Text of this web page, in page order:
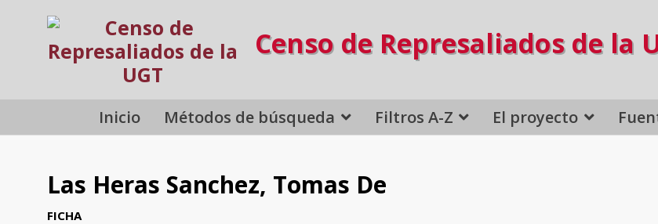
Censo de Represaliados de la
Inicio Métodos de búsqueda Filtros A-Z El proyecto
Las Heras Sanchez, Tomas De
FICHA